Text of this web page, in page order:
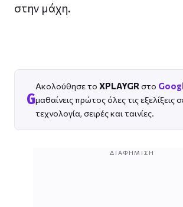
στην μάχη.
G
Ακολούθησε το XPLAYGR στο
μαθαίνεις πρώτος όλες τις εξελίξεις
τεχνολογία, σειρές και ταινίες.
ΔΙΑΦΉΜΙΣΗ